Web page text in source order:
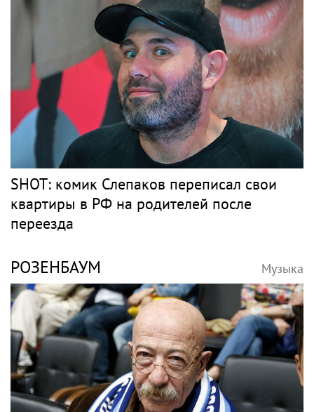
SHOT: комик Слепаков переписал свои
квартиры в РФ на родителей после
переезда
РОЗЕНБАУМ Музыка